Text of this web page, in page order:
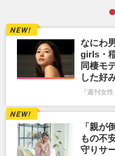
なにわ
girls・
同棲モ
した好
『週刊女
「親が
もの不
守りサ